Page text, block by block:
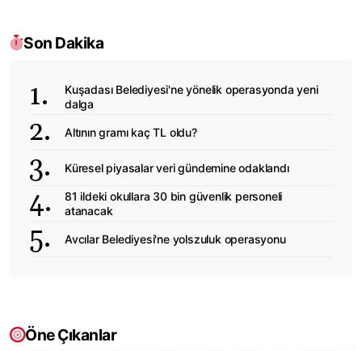
Son Dakika
Kuşadası Belediyesi'ne yönelik operasyonda yeni
dalga
Altının gramı kaç TL oldu?
Küresel piyasalar veri gündemine odaklandı
81 ildeki okullara 30 bin güvenlik personeli
atanacak
Avcılar Belediyesi'ne yolszuluk operasyonu
Öne Çıkanlar